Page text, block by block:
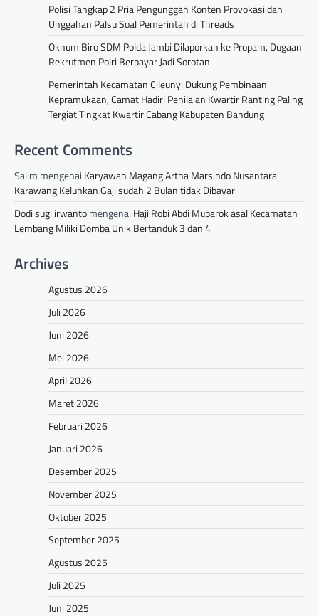
Polisi Tangkap 2 Pria Pengunggah Konten Provokasi dan
Unggahan Palsu Soal Pemerintah di Threads
Oknum Biro SDM Polda Jambi Dilaporkan ke Propam, Dugaan
Rekrutmen Polri Berbayar Jadi Sorotan
Pemerintah Kecamatan Cileunyi Dukung Pembinaan
Kepramukaan, Camat Hadiri Penilaian Kwartir Ranting Paling
Tergiat Tingkat Kwartir Cabang Kabupaten Bandung
Recent Comments
Salim mengenai Karyawan Magang Artha Marsindo Nusantara
Karawang Keluhkan Gaji sudah 2 Bulan tidak Dibayar
Dodi sugi irwantomengenai Haji Robi Abdi Mubarok asal Kecamatan
Lembang Miliki Domba Unik Bertanduk 3 dan 4
Archives
Agustus 2026
Juli 2026
Juni 2026
Mei 2026
April 2026
Maret 2026
Februari 2026
Januari 2026
Desember 2025
November 2025
Oktober 2025
September 2025
Agustus 2025
Juli 2025
Juni 2025